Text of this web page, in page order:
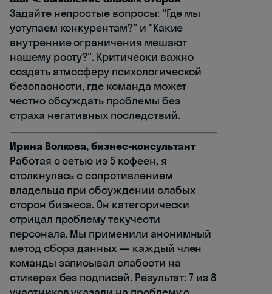
Задайте непростые вопросы: "Где мы
уступаем конкурентам?" и "Какие
внутренние ограничения мешают
нашему росту?". Критически важно
создать атмосферу психологической
безопасности, где команда может
честно обсуждать проблемы без
страха негативных последствий.
Ирина Волкова, бизнес-консультант
Работая с сетью из 5 кофеен, я
столкнулась с сопротивлением
владельца при обсуждении слабых
сторон бизнеса. Он категорически
отрицал проблему текучести
персонала. Мы применили анонимный
метод сбора данных — каждый член
команды записывал слабости на
стикерах без подписей. Результат: 7 из 8